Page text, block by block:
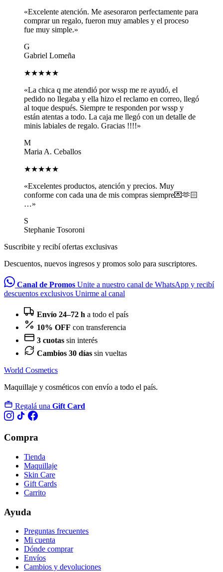
«Excelente atención. Me asesoraron perfectamente para
comprar un regalo, fueron muy amables y el proceso
fue muy simple.»
G
Gabriel Lomeña
★★★★★
«La chica q me atendió por wssp me re ayudó, el
pedido no llegaba y ella hizo el reclamo en correo, llegó
al toque después. Siempre te responden por wssp y
están atentas a todo. La caja me llegó con un detalle de
minis labiales de regalo. Gracias !!!!»
M
Maria A. Ceballos
★★★★★
«Excelentes productos, atención y precios. Muy
conforme con cada una de mis compras siempre💌🫶🏻
…»
S
Stephanie Tosoroni
Suscribite y recibí ofertas exclusivas
Descuentos, nuevos ingresos y promos solo para suscriptores.
Canal de Promos Unite a nuestro canal de WhatsApp y recibí
descuentos exclusivos Unirme al canal
Envío 24–72 h a todo el país
10% OFF con transferencia
3 cuotas sin interés
Cambios 30 días sin vueltas
World Cosmetics
Maquillaje y cosméticos con envío a todo el país.
Regalá una Gift Card
Compra
Tienda
Maquillaje
Skin Care
Gift Cards
Carrito
Ayuda
Preguntas frecuentes
Mi cuenta
Dónde comprar
Envíos
Cambios y devoluciones